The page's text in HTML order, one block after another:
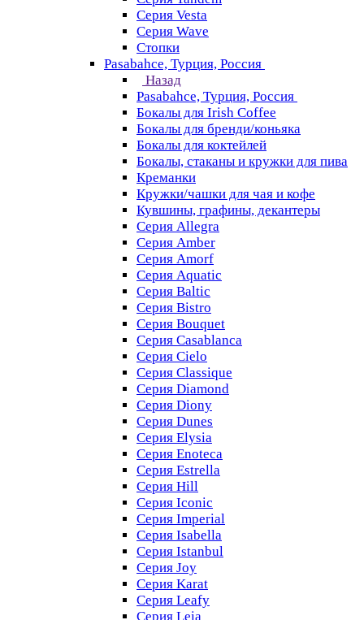
Серия Vesta
Серия Wave
Стопки
Pasabahce, Турция, Россия
Назад
Pasabahce, Турция, Россия
Бокалы для Irish Coffee
Бокалы для бренди/коньяка
Бокалы для коктейлей
Бокалы, стаканы и кружки для пива
Креманки
Кружки/чашки для чая и кофе
Кувшины, графины, декантеры
Серия Allegra
Серия Amber
Серия Amorf
Серия Aquatic
Серия Baltic
Серия Bistro
Серия Bouquet
Серия Casablanсa
Серия Cielo
Серия Classique
Серия Diamond
Серия Diony
Серия Dunes
Серия Elysia
Серия Enoteca
Серия Estrella
Серия Hill
Серия Iconic
Серия Imperial
Серия Isabella
Серия Istanbul
Серия Joy
Серия Karat
Серия Leafy
Серия Leia